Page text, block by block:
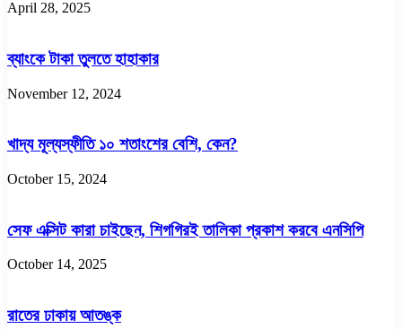
April 28, 2025
ব্যাংকে টাকা তুলতে হাহাকার
November 12, 2024
খাদ্য মূল্যস্ফীতি ১০ শতাংশের বেশি, কেন?
October 15, 2024
সেফ এক্সিট কারা চাইছেন, শিগগিরই তালিকা প্রকাশ করবে এনসিপি
October 14, 2025
রাতের ঢাকায় আতঙ্ক